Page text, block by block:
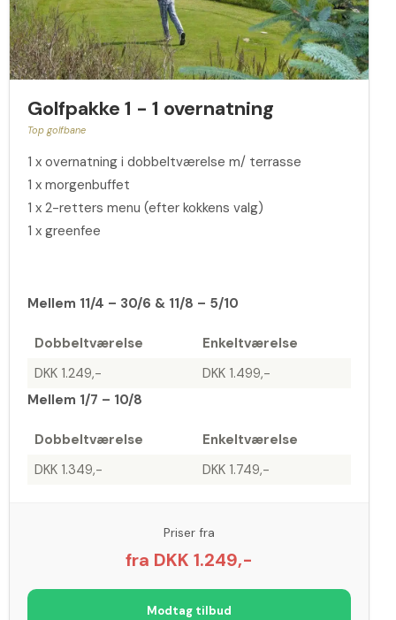
Golfpakke 1 - 1 overnatning
Top golfbane
1 x overnatning i dobbeltværelse m/ terrasse
1 x morgenbuffet
1 x 2-retters menu (efter kokkens valg)
1 x greenfee
Mellem 11/4 – 30/6 & 11/8 – 5/10
Dobbeltværelse
Enkeltværelse
DKK 1.249,-
DKK 1.499,-
Mellem 1/7 – 10/8
Dobbeltværelse
Enkeltværelse
DKK 1.349,-
DKK 1.749,-
Priser fra
fra DKK 1.249,-
Modtag tilbud